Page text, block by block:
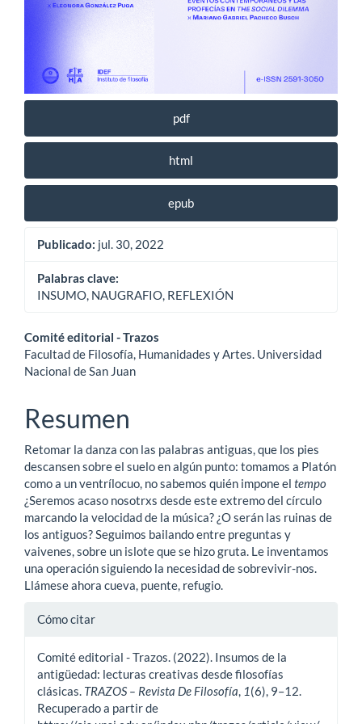
pdf
html
epub
Publicado: jul. 30, 2022
Palabras clave:
INSUMO, NAUGRAFIO, REFLEXIÓN
Contenido
principal
artículo
Comité editorial - Trazos
Facultad de Filosofía, Humanidades y Artes. Universidad
Nacional de San Juan
Resumen
Retomar la danza con las palabras antiguas, que los pies
descansen sobre el suelo en algún punto: tomamos a Platón
como a un ventrílocuo, no sabemos quién impone el tempo
¿Seremos acaso nosotrxs desde este extremo del círculo
marcando la velocidad de la música? ¿O serán las ruinas de
los antiguos? Seguimos bailando entre preguntas y
vaivenes, sobre un islote que se hizo gruta. Le inventamos
una operación siguiendo la necesidad de sobrevivir-nos.
Llámese ahora cueva, puente, refugio.
Detalles
artículo
Cómo citar
Comité editorial - Trazos. (2022). Insumos de la
antigüedad: lecturas creativas desde filosofías
clásicas. TRAZOS – Revista De Filosofía, 1(6), 9–12.
Recuperado a partir de